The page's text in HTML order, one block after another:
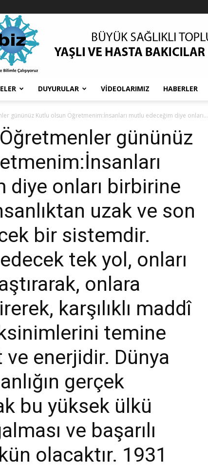
DUYURULAR VIDEOLARIMIZ HABERLER
gününüz Kutlu olsun Öğretmenim:İnsanları mutlu edeceğim diye onları...
gününüz
diye onları birbirine
uzak ve son
bir sistemdir.
tek yol, onları
onlara
karşılıklı maddî
temine
enerjidir. Dünya
gerçek
bu yüksek ülkü
ve başarılı
olacaktır. 1931